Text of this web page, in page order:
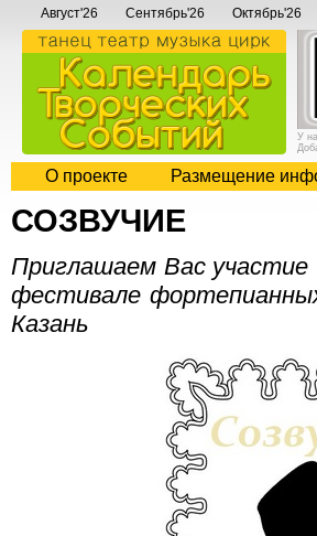
Август'26 Сентябрь'26 Октябрь'26
У
О проекте Размещение
СОЗВУЧИЕ
Приглашаем Вас
фестивале
Казань